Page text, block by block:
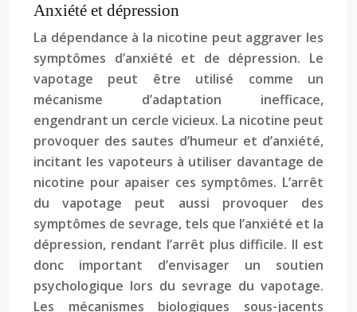
Anxiété et dépression
La dépendance à la nicotine peut aggraver les
symptômes d’anxiété et de dépression. Le
vapotage peut être utilisé comme un
mécanisme d’adaptation inefficace,
engendrant un cercle vicieux. La nicotine peut
provoquer des sautes d’humeur et d’anxiété,
incitant les vapoteurs à utiliser davantage de
nicotine pour apaiser ces symptômes. L’arrêt
du vapotage peut aussi provoquer des
symptômes de sevrage, tels que l’anxiété et la
dépression, rendant l’arrêt plus difficile. Il est
donc important d’envisager un soutien
psychologique lors du sevrage du vapotage.
Les mécanismes biologiques sous-jacents